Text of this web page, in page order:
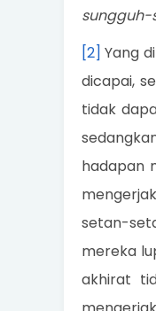
sungguh-
[2] Yang
dicapai,
tidak
hadapan
setan-
mereka
akhirat